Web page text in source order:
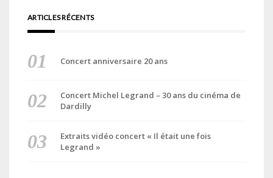
ARTICLES RÉCENTS
Concert anniversaire 20 ans
Concert Michel Legrand – 30 ans du cinéma de
Dardilly
Extraits vidéo concert « Il était une fois
Legrand »